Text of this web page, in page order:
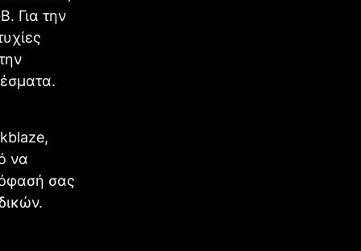
Για την
να
σας